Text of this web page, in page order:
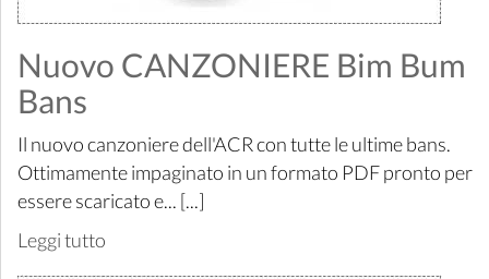
Nuovo CANZONIERE Bim Bum
Bans
Il nuovo canzoniere dell'ACR con tutte le ultime bans.
Ottimamente impaginato in un formato PDF pronto per
essere scaricato e... [...]
Leggi tutto